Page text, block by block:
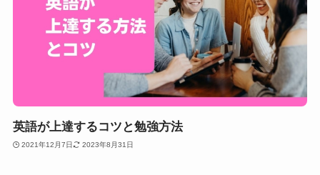
英語が上達するコツと勉強方法
2021年12月7日 2023年8月31日